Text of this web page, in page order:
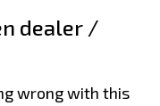
dealer /
wrong with this